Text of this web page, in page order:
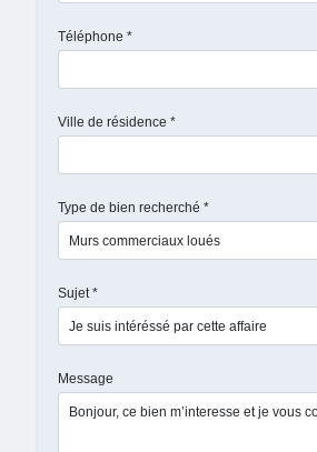
Téléphone *
Ville de résidence *
Type de bien recherché *
Sujet *
Message